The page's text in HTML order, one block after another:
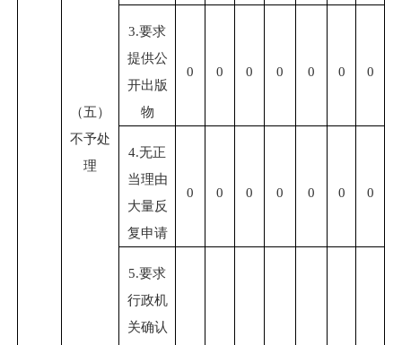
（五）
不予处
理
3.要求
提供公
开出版
物
0 0 0 0 0 0 0
4.无正
当理由
大量反
复申请
0 0 0 0 0 0 0
5.要求
行政机
关确认